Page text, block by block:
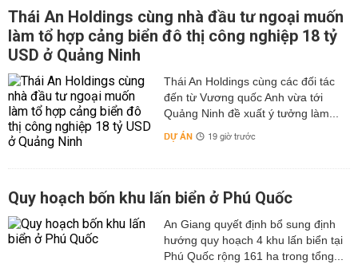
Thái An Holdings cùng nhà đầu tư ngoại muốn
làm tổ hợp cảng biển đô thị công nghiệp 18 tỷ
USD ở Quảng Ninh
Thái An Holdings cùng các đối tác
đến từ Vương quốc Anh vừa tới
Quảng Ninh đề xuất ý tưởng làm...
DỰ ÁN 19 giờ trước
Quy hoạch bốn khu lấn biển ở Phú Quốc
An Giang quyết định bổ sung định
hướng quy hoạch 4 khu lấn biển tại
Phú Quốc rộng 161 ha trong tổng...